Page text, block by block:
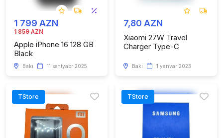
1 799 AZN
1 859 AZN
Apple iPhone 16 128 GB
Black
Bakı 11 sentyabr 2025
7,80 AZN
Xiaomi 27W Travel
Charger Type-C
Bakı 1 yanvar 2023
TStore TStore